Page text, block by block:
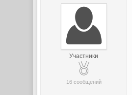
Участники
16 сообщений